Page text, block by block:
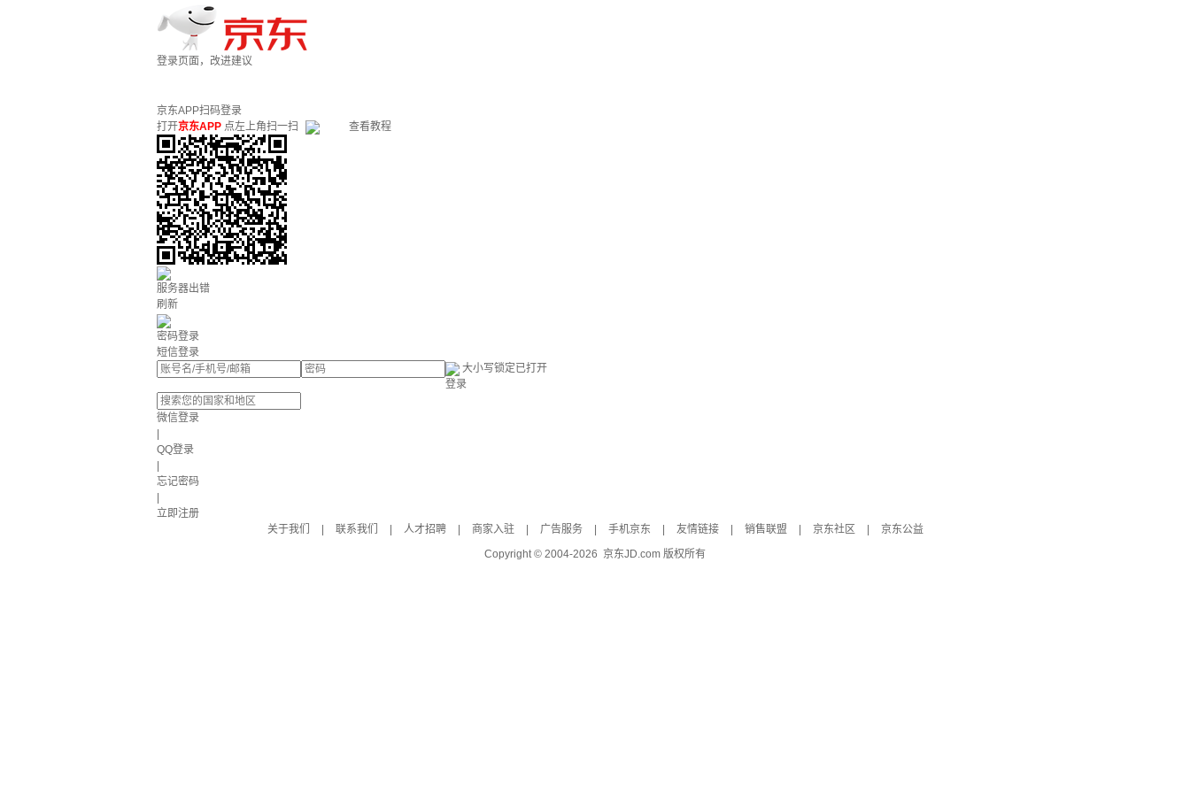
登录页面，改进建议
京东APP扫码登录
打开京东APP 点左上角扫一扫 查看教程
服务器出错
刷新
密码登录
短信登录
大小写锁定已打开
登录
微信登录
QQ登录
忘记密码
立即注册
关于我们
联系我们 人才招聘 商家入驻 广告服务 手机京东 友情链接 销售联盟 京东社区
京东公益
Copyright © 2004-2026 京东JD.com 版权所有